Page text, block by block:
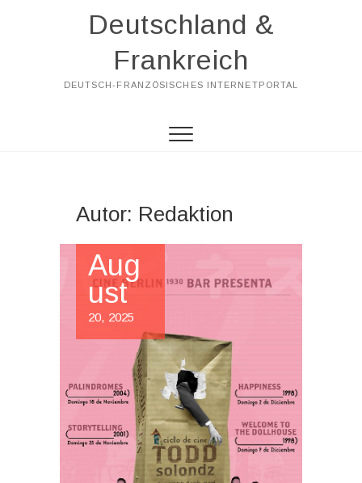
Deutschland &
Frankreich
DEUTSCH-FRANZÖSISCHES INTERNETPORTAL
Autor: Redaktion
Aug
ust
20, 2025